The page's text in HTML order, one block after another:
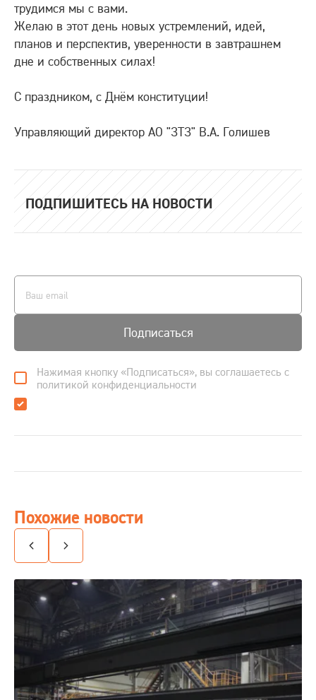
трудимся мы с вами.
Желаю в этот день новых устремлений, идей,
планов и перспектив, уверенности в завтрашнем
дне и собственных силах!
С праздником, с Днём конституции!
Управляющий директор АО "ЗТЗ" В.А. Голишев
ПОДПИШИТЕСЬ НА НОВОСТИ
Подписаться
Нажимая кнопку «Подписаться», вы соглашаетесь с
политикой конфиденциальности
Похожие новости